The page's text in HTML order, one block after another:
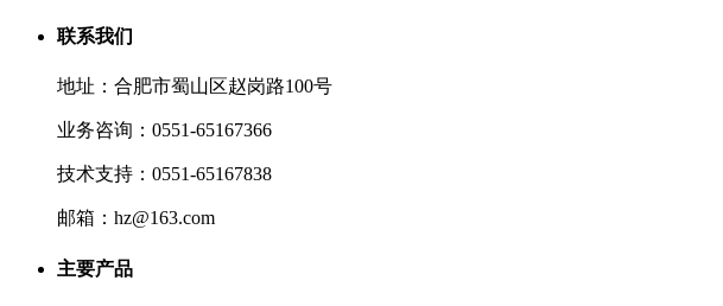
联系我们
地址：合肥市蜀山区赵岗路100号
业务咨询：0551-65167366
技术支持：0551-65167838
邮箱：hz@163.com
主要产品